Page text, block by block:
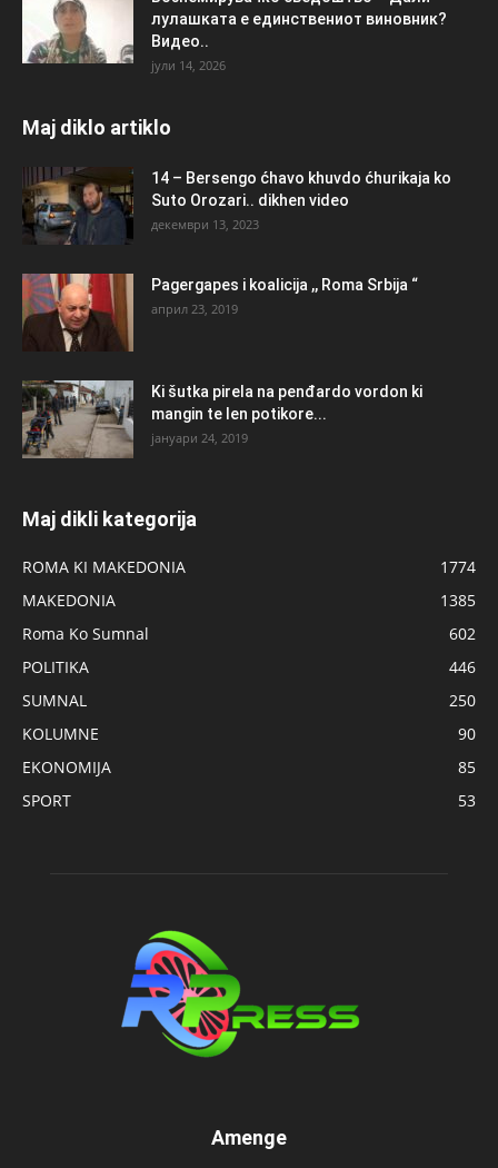
лулашката е единствениот виновник?
Видео..
јули 14, 2026
Maj diklo artiklo
14 – Bersengo ćhavo khuvdo ćhurikaja ko
Suto Orozari.. dikhen video
декември 13, 2023
Pagergapes i koalicija ,, Roma Srbija “
април 23, 2019
Ki šutka pirela na penđardo vordon ki
mangin te len potikore...
јануари 24, 2019
Maj dikli kategorija
ROMA KI MAKEDONIA
1774
MAKEDONIA
1385
Roma Ko Sumnal
602
POLITIKA
446
SUMNAL
250
KOLUMNE
90
EKONOMIJA
85
SPORT
53
Amenge